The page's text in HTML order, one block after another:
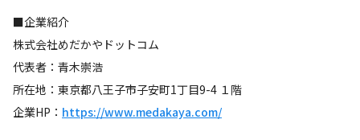
■企業紹介
株式会社めだかやドットコム
代表者：青木崇浩
所在地：東京都八王子市子安町1丁目9-4 １階
企業HP： https://www.medakaya.com/